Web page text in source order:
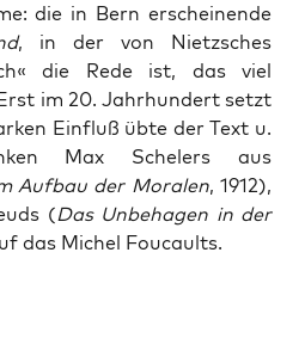
die in Bern erscheinende
, in der von Niet­zsches
die Rede ist, das viel
im 20. Jahrhun­dert set­zt
Ein­fluß übte der Text u.
Max Schel­ers aus
Auf­bau der Moralen, 1912),
(Das Unbe­ha­gen in der
das Michel Fou­caults.